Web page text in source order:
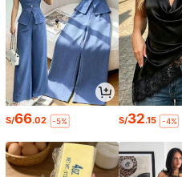
S/66.02 -5% S/32.15 -4%